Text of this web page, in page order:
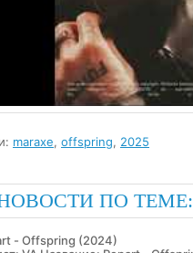
maraxe, offspring, 2025
ПО ТЕМЕ:
- Offspring (2024)